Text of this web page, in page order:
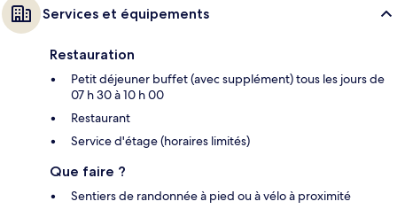
Services et équipements
Restauration
Petit déjeuner buffet (avec supplément) tous les jours de
07 h 30 à 10 h 00
Restaurant
Service d'étage (horaires limités)
Que faire ?
Sentiers de randonnée à pied ou à vélo à proximité